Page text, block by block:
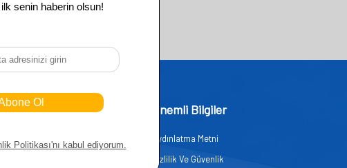
Erişim Önemli Bilgiler
Aydınlatma Metni
Gizlilik Ve Güvenlik